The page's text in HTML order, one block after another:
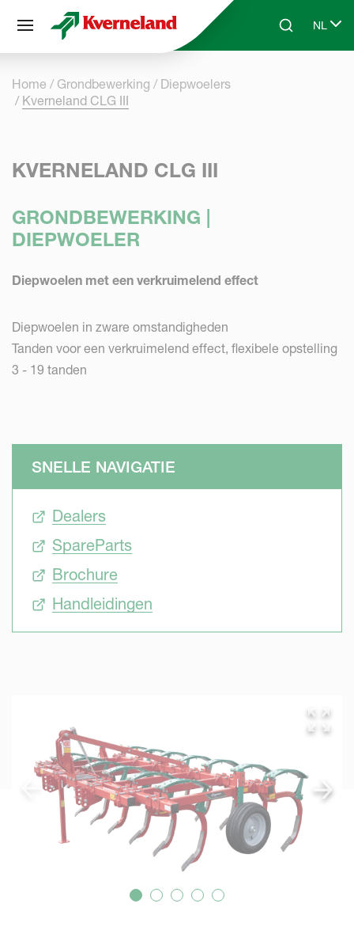
Skip to main contentSearchNL
Select
Home Grondbewerking
Diepwoelers
Kverneland CLG III
KVERNELAND CLG III
GRONDBEWERKING |
DIEPWOELER
Diepwoelen met een verkruimelend effect
Diepwoelen in zware omstandigheden
Tanden voor een verkruimelend effect, flexibele opstelling
3 - 19 tanden
SNELLE NAVIGATIE
Dealers
SpareParts
Brochure
Handleidingen
Cookies beheer paneel